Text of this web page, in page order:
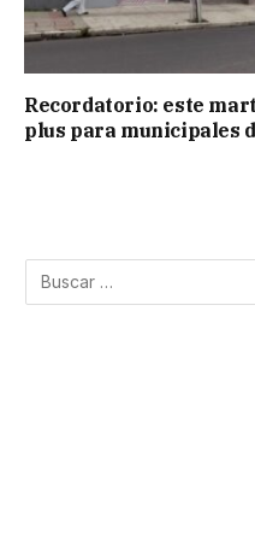
Recordatorio: este
plus para municipales